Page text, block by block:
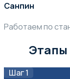
Санпин
Работаем по
Этапы
Шаг 1